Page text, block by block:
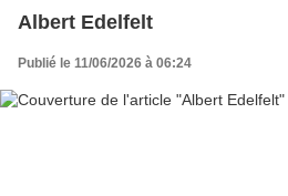
Albert Edelfelt
Publié le 11/06/2026 à 06:24